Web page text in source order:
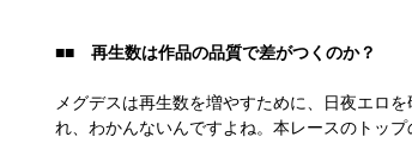
■■　再生数は作品の品質で差がつくのか？
メグデスは再生数を増やすために、日夜エロ
れ、わかんないんですよね。本レースのトッ